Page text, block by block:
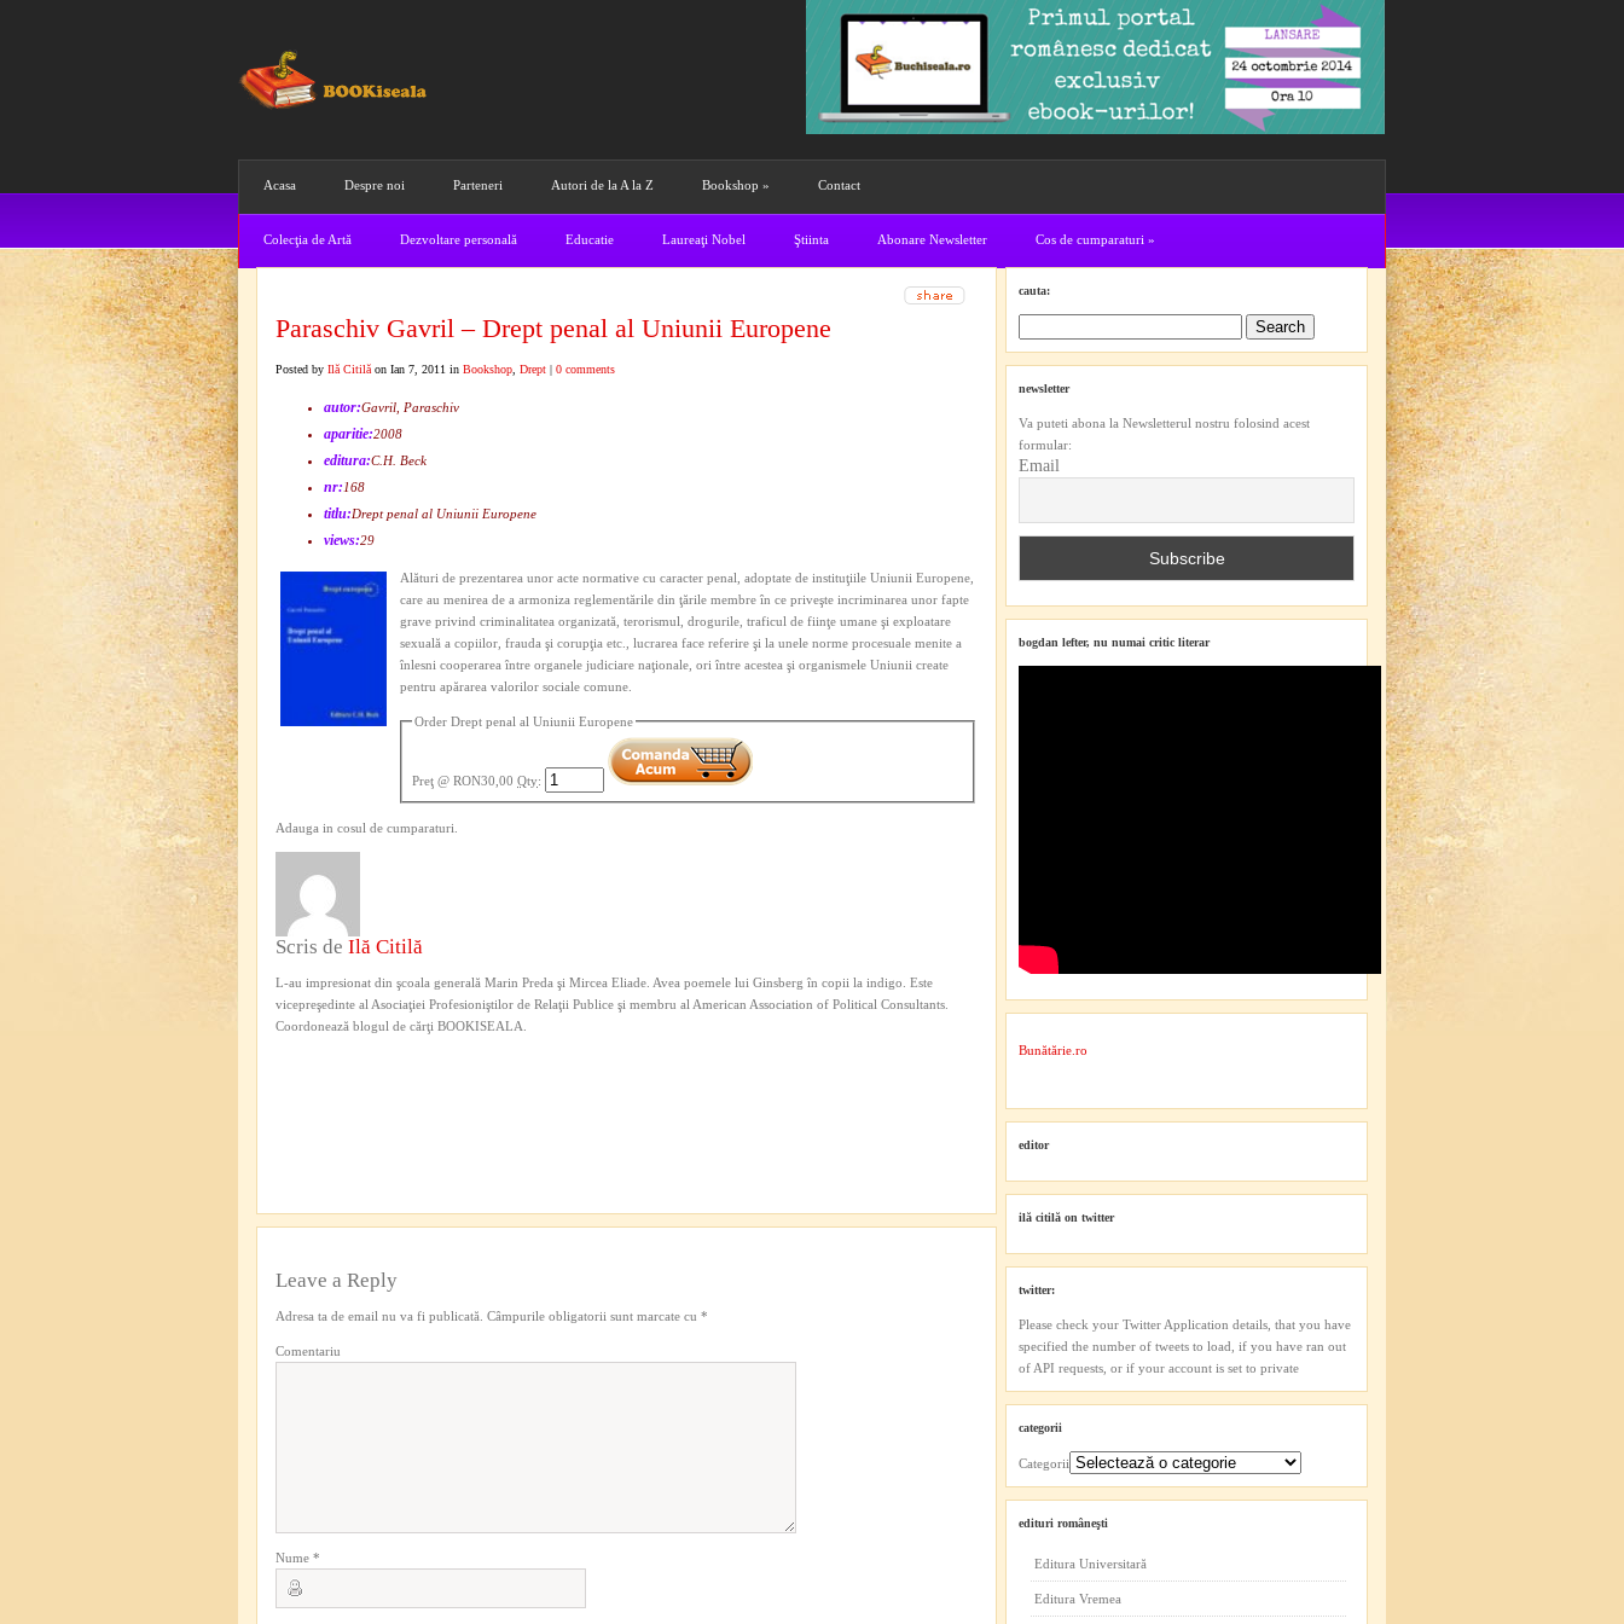
Acasa Despre noi Parteneri Autori de la A la Z Bookshop » Contact
Colecţia de Artă Dezvoltare personală Educatie Laureaţi Nobel Ştiinta Abonare Newsletter Cos de cumparaturi »
Paraschiv Gavril – Drept penal al Uniunii Europene
Posted by Ilă Citilă on Ian 7, 2011 in Bookshop Drept | 0 comments
autor:Gavril, Paraschiv
aparitie:2008
editura:C.H. Beck
nr:168
titlu:Drept penal al Uniunii Europene
views:29
Alături de prezentarea unor acte normative cu caracter penal, adoptate de instituţiile Uniunii Europene,
care au menirea de a armoniza reglementările din ţările membre în ce priveşte incriminarea unor fapte
grave privind criminalitatea organizată, terorismul, drogurile, traficul de fiinţe umane şi exploatare
sexuală a copiilor, frauda şi corupţia etc., lucrarea face referire şi la unele norme procesuale menite a
înlesni cooperarea între organele judiciare naţionale, ori între acestea şi organismele Uniunii create
pentru apărarea valorilor sociale comune.
Order Drept penal al Uniunii Europene
Preţ @ RON30,00 Qty:
Adauga in cosul de cumparaturi.
Scris de Ilă Citilă
L-au impresionat din şcoala generală Marin Preda şi Mircea Eliade. Avea poemele lui Ginsberg în copii la indigo. Este
vicepreşedinte al Asociaţiei Profesioniştilor de Relaţii Publice şi membru al American Association of Political Consultants.
Coordonează blogul de cărţi BOOKISEALA.
Leave a Reply
Adresa ta de email nu va fi publicată. Câmpurile obligatorii sunt marcate cu *
Comentariu
Nume *
cauta:
newsletter
Va puteti abona la Newsletterul nostru folosind acest
formular:
Email
bogdan lefter, nu numai critic literar
Bunătărie.ro
editor
ilă citilă on twitter
twitter:
Please check your Twitter Application details, that you have
specified the number of tweets to load, if you have ran out
of API requests, or if your account is set to private
categorii
Categorii
edituri româneşti
Editura Universitară
Editura Vremea